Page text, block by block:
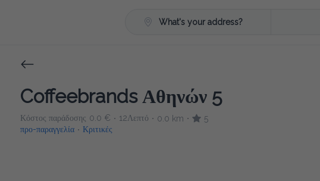
What's your address?
Coffeebrands Αθηνών 5
Κόστος παράδοσης 0.0 € • 12Λεπτό • 0.0 km •
5
προ-παραγγελία • Κριτικές